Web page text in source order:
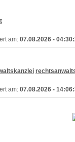
am: 07.08.2026 -
am: 07.08.2026 -